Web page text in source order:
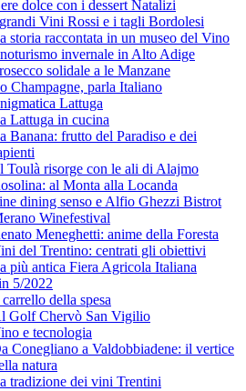
dolce con i dessert Natalizi
Vini Rossi e i tagli Bordolesi
storia raccontata in un museo del Vino
invernale in Alto Adige
solidale a le Manzane
Champagne, parla Italiano
Lattuga
Lattuga in cucina
Banana: frutto del Paradiso e dei
Toulà risorge con le ali di Alajmo
al Monta alla Locanda
dining senso e Alfio Ghezzi Bistrot
Winefestival
Meneghetti: anime della Foresta
del Trentino: centrati gli obiettivi
più antica Fiera Agricola Italiana
5/2022
della spesa
Golf Chervò San Vigilio
e tecnologia
Conegliano a Valdobbiadene: il vertice
natura
tradizione dei vini Trentini